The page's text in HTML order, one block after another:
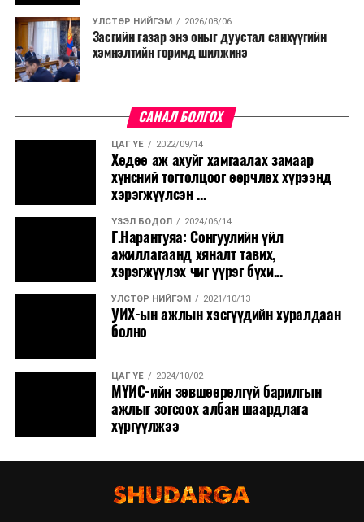
УЛСТӨР НИЙГЭМ 2026/08/06
Засгийн газар энэ оныг дуустал санхүүгийн
хэмнэлтийн горимд шилжинэ
САНАЛ БОЛГОХ
ЦАГ ҮЕ 2022/09/14
Хөдөө аж ахуйг хамгаалах замаар
хүнсний тогтолцоог өөрчлөх хүрээнд
хэрэгжүүлсэн ...
ҮЗЭЛ БОДОЛ 2024/06/14
Г.Нарантуяа: Сонгуулийн үйл
ажиллагаанд хяналт тавих,
хэрэгжүүлэх чиг үүрэг бүхи...
УЛСТӨР НИЙГЭМ 2021/10/13
УИХ-ын ажлын хэсгүүдийн хуралдаан
болно
ЦАГ ҮЕ 2024/10/02
МҮИС-ийн зөвшөөрөлгүй барилгын
ажлыг зогсоох албан шаардлага
хүргүүлжээ